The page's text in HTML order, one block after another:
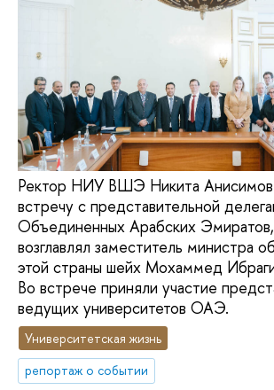
Ректор НИУ ВШЭ Никита Анисимов
встречу с представительной
Объединенных Арабских
возглавлял заместитель министра
этой страны шейх Мохаммед
Во встрече приняли участие
ведущих университетов ОАЭ.
Университетская жизнь
репортаж о событии